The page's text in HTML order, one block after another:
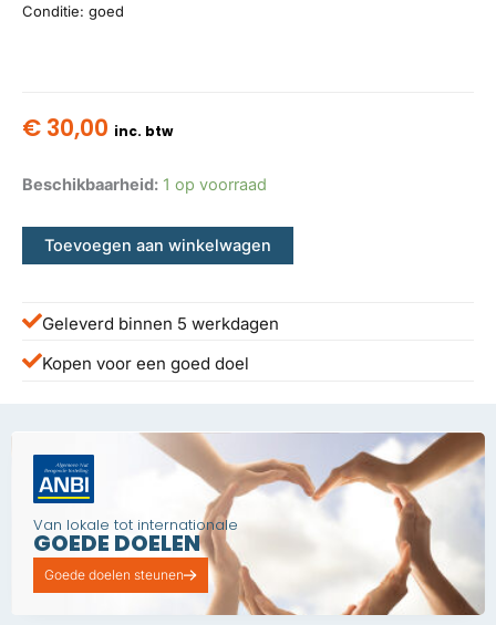
Conditie: goed
€ 30,00 inc. btw
Beschikbaarheid: 1 op voorraad
Toevoegen aan winkelwagen
Geleverd binnen 5 werkdagen
Kopen voor een goed doel
Van lokale tot internationale
GOEDE DOELEN
Goede doelen steunen